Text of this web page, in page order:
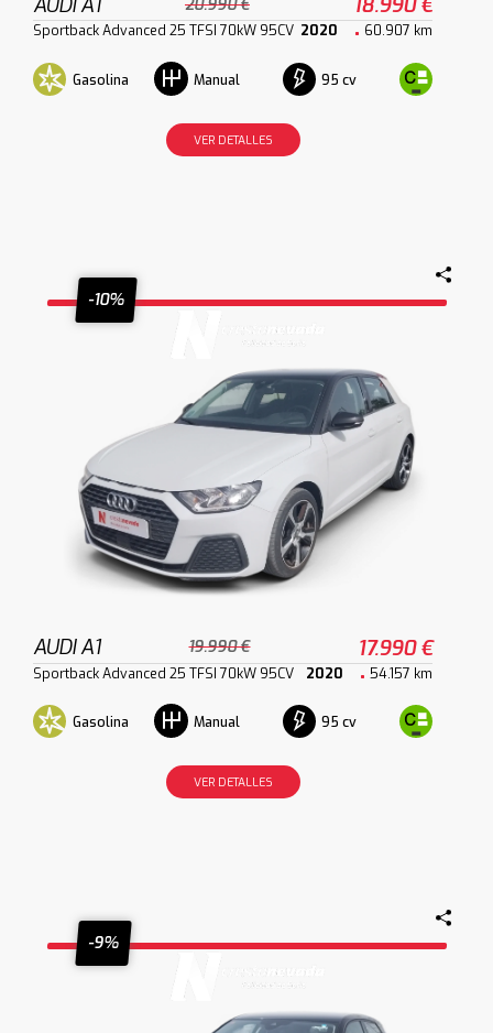
20.990 €
Sportback Advanced 25 TFSI 70kW 95CV 2020 60.907 km
Gasolina Manual 95 cv
VER DETALLES
-10%
AUDI A1 19.990 € 17.990 €
Sportback Advanced 25 TFSI 70kW 95CV 2020 54.157 km
Gasolina Manual 95 cv
VER DETALLES
-9%